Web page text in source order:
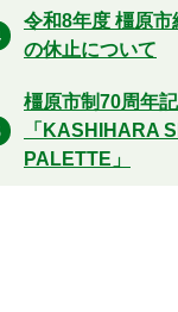
令和8年度 橿原市
の休止について
橿原市制70周年
「KASHIHARA
PALETTE」